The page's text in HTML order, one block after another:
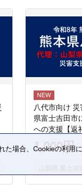
八代市向け
県富士吉田市
への支援【返
1,000円
場合、Cookieの利用